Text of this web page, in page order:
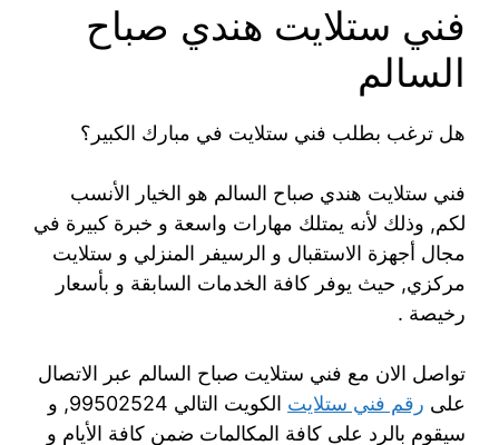
فني ستلايت هندي صباح
السالم
هل ترغب بطلب فني ستلايت في مبارك الكبير؟
فني ستلايت هندي صباح السالم هو الخيار الأنسب
لكم, وذلك لأنه يمتلك مهارات واسعة و خبرة كبيرة في
مجال أجهزة الاستقبال و الرسيفر المنزلي و ستلايت
مركزي, حيث يوفر كافة الخدمات السابقة و بأسعار
رخيصة .
تواصل الان مع فني ستلايت صباح السالم عبر الاتصال
على رقم فني ستلايت
الكويت التالي 99502524, و
سيقوم بالرد على كافة المكالمات ضمن كافة الأيام و